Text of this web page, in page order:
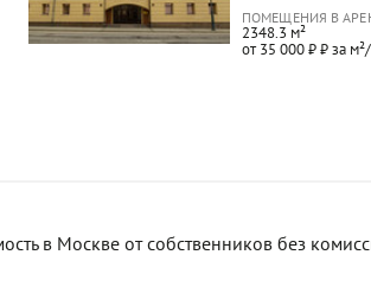
ПОМЕЩЕНИЯ В
2348.3 м²
от 35 000 ₽ ₽ за
в Москве от собственников без